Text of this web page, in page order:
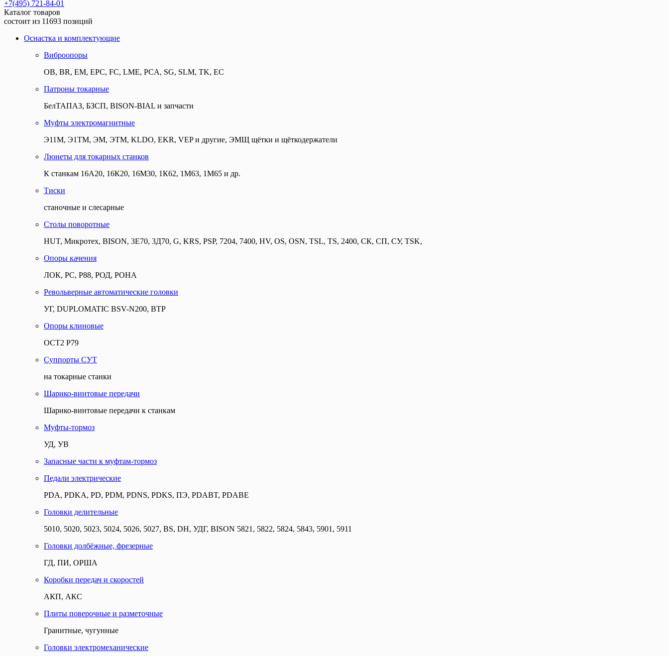
+7(495) 721-84-01
Каталог товаров
состоит из 11693 позиций
Оснастка и комплектующие
Виброопоры
ОВ, BR, EM, EPC, FC, LME, PCA, SG, SLM, TK, EC
Патроны токарные
БелТАПАЗ, БЗСП, BISON-BIAL и запчасти
Муфты электромагнитные
Э11М, Э1ТМ, ЭМ, ЭТМ, KLDO, EKR, VEP и другие, ЭМЩ щётки и щёткодержатели
Люнеты для токарных станков
К станкам 16А20, 16К20, 16М30, 1К62, 1М63, 1М65 и др.
Тиски
станочные и слесарные
Столы поворотные
HUT, Микротех, BISON, 3Е70, 3Д70, G, KRS, PSP, 7204, 7400, HV, OS, OSN, TSL, TS, 2400, СК, СП, СУ, TSK,
Опоры качения
ЛОК, РС, Р88, РОД, РОНА
Револьверные автоматические головки
УГ, DUPLOMATIC BSV-N200, ВТР
Опоры клиновые
ОСТ2 Р79
Суппорты СУТ
на токарные станки
Шарико-винтовые передачи
Шарико-винтовые передачи к станкам
Муфты-тормоз
УД, УВ
Запасные части к муфтам-тормоз
Педали электрические
PDA, PDKA, PD, PDM, PDNS, PDKS, ПЭ, PDABT, PDABE
Головки делительные
5010, 5020, 5023, 5024, 5026, 5027, BS, DH, УДГ, BISON 5821, 5822, 5824, 5843, 5901, 5911
Головки долбёжные, фрезерные
ГД, ПИ, ОРША
Коробки передач и скоростей
АКП, АКС
Плиты поверочные и разметочные
Гранитные, чугунные
Головки электромеханические